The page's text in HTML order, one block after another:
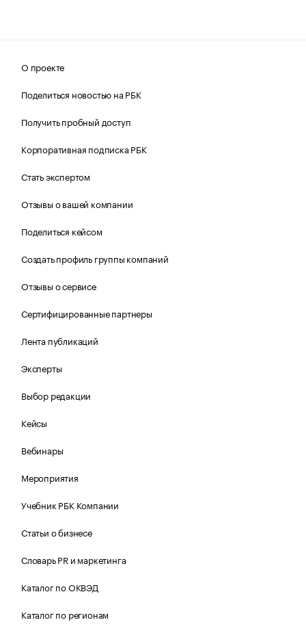
О проекте
Поделиться новостью на РБК
Получить пробный доступ
Корпоративная подписка РБК
Стать экспертом
Отзывы о вашей компании
Поделиться кейсом
Создать профиль группы компаний
Отзывы о сервисе
Сертифицированные партнеры
Лента публикаций
Эксперты
Выбор редакции
Кейсы
Вебинары
Мероприятия
Учебник РБК Компании
Статьи о бизнесе
Словарь PR и маркетинга
Каталог по ОКВЭД
Каталог по регионам